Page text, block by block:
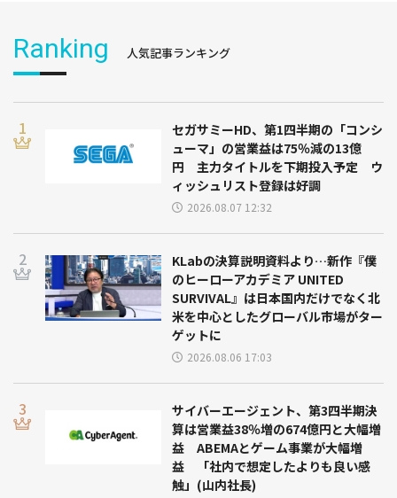
Ranking 人気記事ランキング
セガサミーHD、第1四半期の「コンシ
ューマ」の営業益は75％減の13億
円 主力タイトルを下期投入予定 ウ
ィッシュリスト登録は好調
2026.08.07 12:32
KLabの決算説明資料より…新作『僕
のヒーローアカデミア UNITED
SURVIVAL』は日本国内だけでなく北
米を中心としたグローバル市場がター
ゲットに
2026.08.06 17:03
サイバーエージェント、第3四半期決
算は営業益38％増の674億円と大幅増
益 ABEMAとゲーム事業が大幅増
益 「社内で想定したよりも良い感
触」(山内社長)